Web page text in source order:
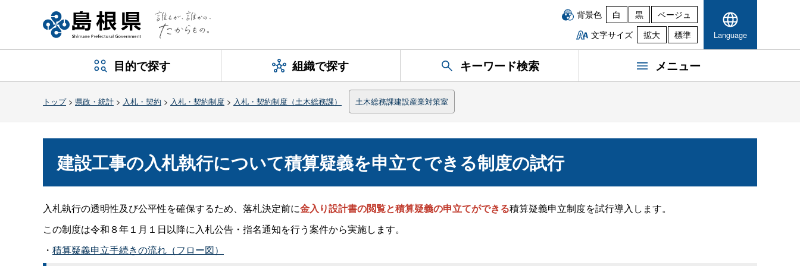
背景色 白 黒
ベージュ
文字サイズ
拡大 標準 Language
目的で探す 組織で探す キーワード検索 メニュー
トップ> 県政・統計 > 入札・契約 > 入札・契約制度 > 入札・契約制度（土木総務課） 土木総務課建設産業対策室
建設工事の入札執行について積算疑義を申立てできる制度の試行
入札執行の透明性及び公平性を確保するため、落札決定前に金入り設計書の閲覧と積算疑義の申立てができる積算疑義申立制度を試行導入します。
この制度は令和８年１月１日以降に入札公告・指名通知を行う案件から実施します。
・ 積算疑義申立手続きの流れ（フロー図）